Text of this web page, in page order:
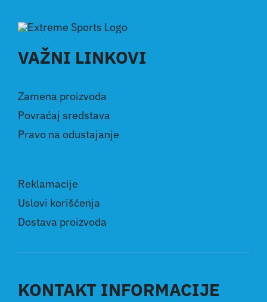
VAŽNI LINKOVI
Zamena proizvoda
Povraćaj sredstava
Pravo na odustajanje
Reklamacije
Uslovi korišćenja
Dostava proizvoda
KONTAKT INFORMACIJE